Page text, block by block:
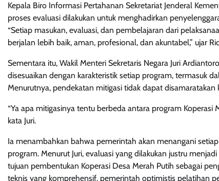
Kepala Biro Informasi Pertahanan Sekretariat Jenderal
proses evaluasi dilakukan untuk menghadirkan
“Setiap masukan, evaluasi, dan pembelajaran dari
berjalan lebih baik, aman, profesional, dan akuntabel,” ujar
Sementara itu, Wakil Menteri Sekretaris Negara Juri
disesuaikan dengan karakteristik setiap program, termasuk
Menurutnya, pendekatan mitigasi tidak dapat
“Ya apa mitigasinya tentu berbeda antara program
kata Juri.
Ia menambahkan bahwa pemerintah akan menangani
program. Menurut Juri, evaluasi yang dilakukan justru
tujuan pembentukan Koperasi Desa Merah Putih sebagai
teknis yang komprehensif, pemerintah optimistis pelatihan